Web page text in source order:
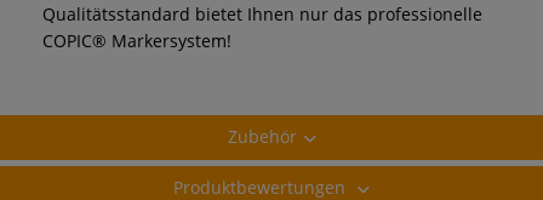
Qualitätsstandard bietet Ihnen nur das professionelle
COPIC® Markersystem!
Zubehör
Produktbewertungen